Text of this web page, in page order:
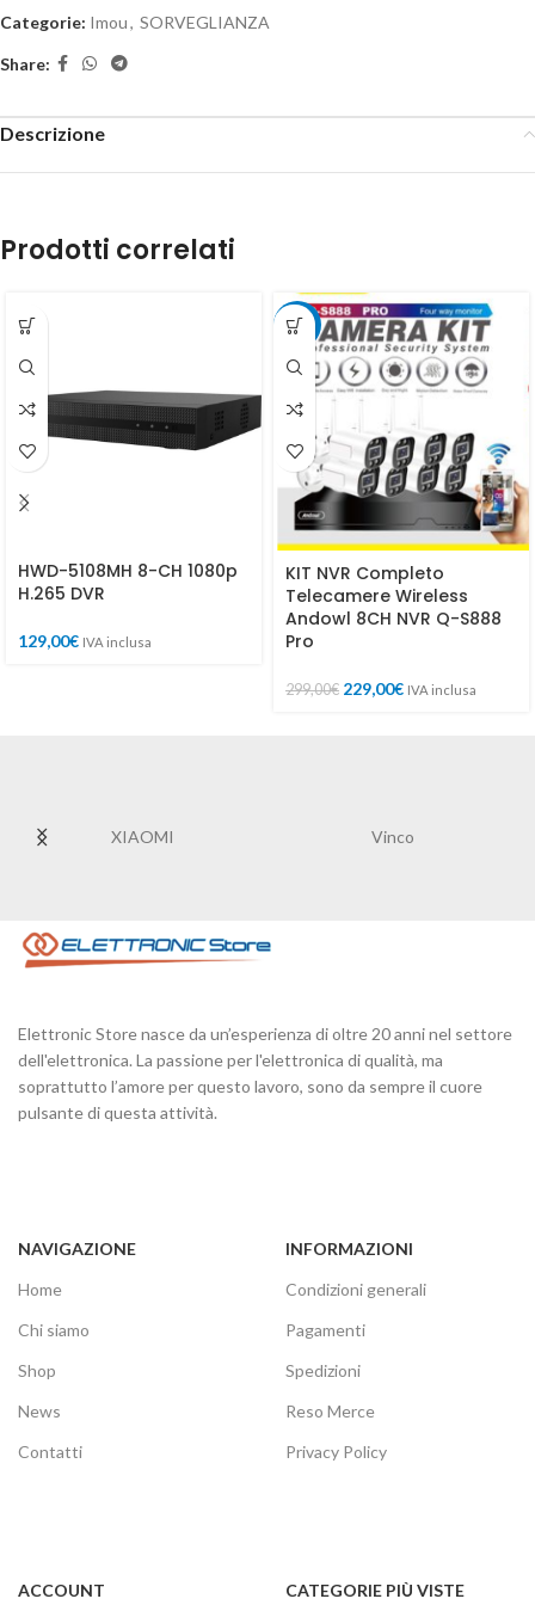
Categorie: Imou, SORVEGLIANZA
Share:
Descrizione
Prodotti correlati
HWD-5108MH 8-CH 1080p
H.265 DVR
129,00€ IVA inclusa
-23%
KIT NVR Completo
Telecamere Wireless
Andowl 8CH NVR Q-S888
Pro
299,00€ 229,00€ IVA inclusa
XIAOMI Vinco
Elettronic Store nasce da un’esperienza di oltre 20 anni nel settore
dell'elettronica. La passione per l'elettronica di qualità, ma
soprattutto l’amore per questo lavoro, sono da sempre il cuore
pulsante di questa attività.
NAVIGAZIONE
Home
Chi siamo
Shop
News
Contatti
INFORMAZIONI
Condizioni generali
Pagamenti
Spedizioni
Reso Merce
Privacy Policy
ACCOUNT CATEGORIE PIÙ VISTE